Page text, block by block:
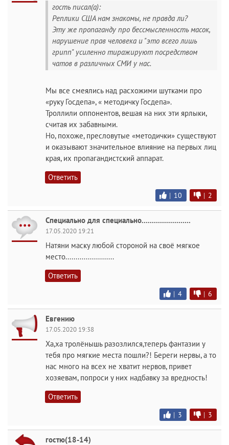
гость писал(а):
Реплики США нам знакомы, не правда ли?
Эту же пропаганду про бессмысленность масок,
нарушение прав человека и "это всего лишь
грипп" усиленно тиражируют посредством
чатов в различных СМИ у нас.
Мы все смеялись над расхожими шутками про
«руку Госдепа», « методичку Госдепа».
Троллили оппонентов, вешая на них эти ярлыки,
считая их забавными.
Но, похоже, пресловутые «методички» существуют
и оказывают значительное влияние на первых лиц
края, их пропагандистский аппарат.
Ответить
| 10 | 2
Специально для специально........................
17.05.2020 19:21
Натяни маску любой стороной на своё мягкое
место........................
Ответить
| 4 | 6
Евгению
17.05.2020 19:38
Ха,ха тролёнышь разозлился,теперь фантазии у
тебя про мягкие места пошли?! Береги нервы, а то
нас много на всех не хватит нервов, привет
хозяевам, попроси у них надбавку за вредность!
Ответить
| 3 | 3
гостю(18-14)